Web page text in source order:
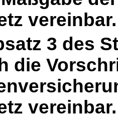
vereinbar.
3 des
die
vereinbar.